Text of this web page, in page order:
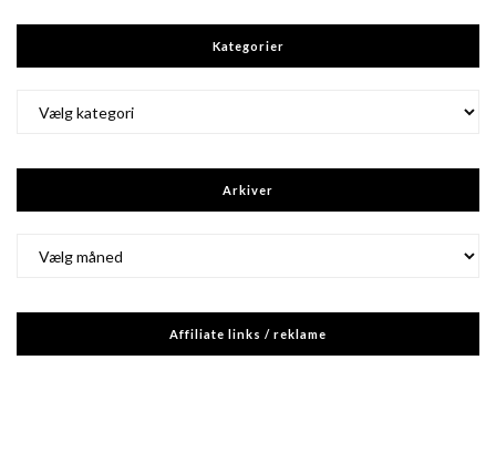
Kategorier
Arkiver
Affiliate links / reklame